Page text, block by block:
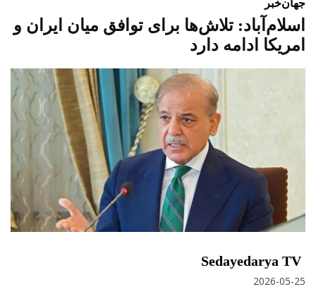
جهانخبر
اسلام‌آباد: تلاش‌ها برای توافق میان ایران و
امریکا ادامه دارد
Sedayedarya TV
2026-05-25